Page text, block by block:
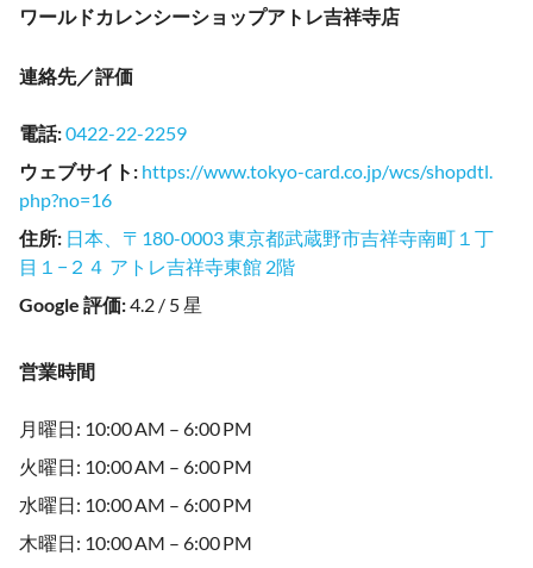
ワールドカレンシーショップアトレ吉祥寺店
連絡先／評価
電話:0422-22-2259
ウェブサイト : https://www.tokyo-card.co.jp/wcs/shopdtl.
php?no=16
住所: 日本、〒180-0003 東京都武蔵野市吉祥寺南町１丁
目１−２４ アトレ吉祥寺東館 2階
Google 評価:4.2 / 5 星
営業時間
月曜日: 10:00 AM – 6:00 PM
火曜日: 10:00 AM – 6:00 PM
水曜日: 10:00 AM – 6:00 PM
木曜日: 10:00 AM – 6:00 PM